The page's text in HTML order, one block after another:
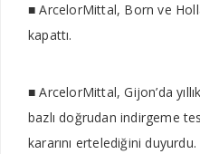
■ ArcelorMittal, Born ve
kapattı.
■ ArcelorMittal, Gijon’da
bazlı doğrudan indirgeme
kararını ertelediğini duyurdu.